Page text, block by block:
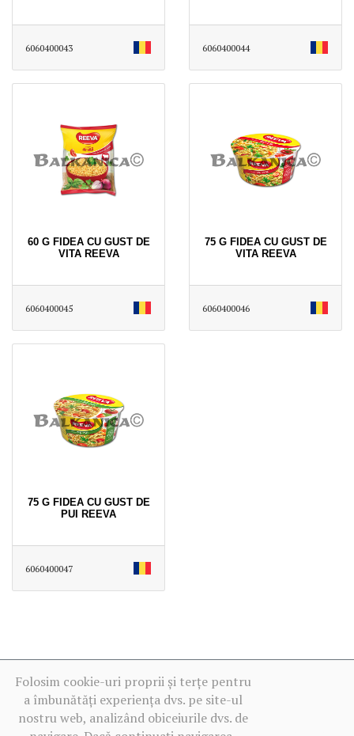
6060400043 6060400044
60 G FIDEA CU GUST DE
VITA REEVA
6060400045
75 G FIDEA CU GUST DE
VITA REEVA
6060400046
75 G FIDEA CU GUST DE
PUI REEVA
6060400047
Folosim cookie-uri proprii și terțe pentru
a îmbunătăți experiența dvs. pe site-ul
nostru web, analizând obiceiurile dvs. de